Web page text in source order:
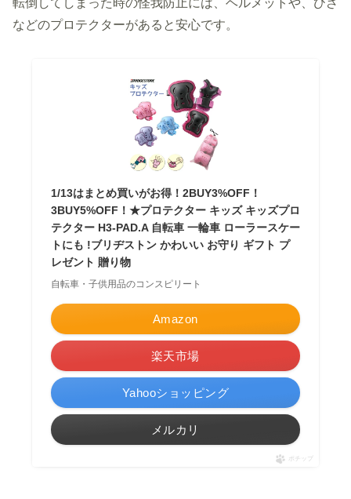
などのプロテクターがあると安心です。
1/13はまとめ買いがお得！2BUY3%OFF！
3BUY5%OFF！★プロテクター キッズ キッズプロ
テクター H3-PAD.A 自転車 一輪車 ローラースケー
トにも !ブリヂストン かわいい お守り ギフト プ
レゼント 贈り物
自転車・子供用品のコンスピリート
Amazon
楽天市場
Yahooショッピング
メルカリ
ポチップ